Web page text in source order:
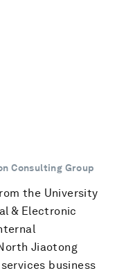
Consulting Group
the University
& Electronic
Jiaotong
business